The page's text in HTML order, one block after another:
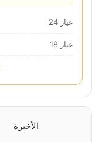
عيار 24
عيار 18
الأخيرة